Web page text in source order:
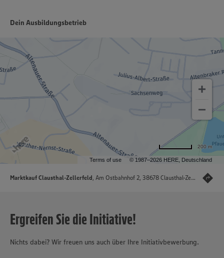
Dein Ausbildungsbetrieb
Terms of use © 1987–2026 HERE, Deutschland
200 m
Marktkauf Clausthal-Zellerfeld, Am Ostbahnhof 2, 38678 Clausthal-Zellerfeld
Ergreifen Sie die Initiative!
Nichts dabei? Wir freuen uns auch über Ihre Initiativbewerbung.